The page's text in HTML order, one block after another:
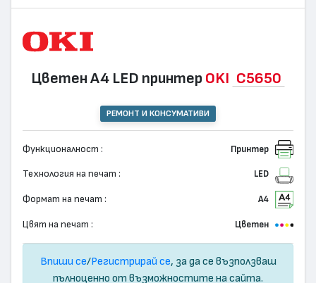
Цветен А4 LED принтер OKI C5650
РЕМОНТ И КОНСУМАТИВИ
Функционалност : Принтер
Технология на печат : LED
Формат на печат : А4
Цвят на печат : Цветен
Впиши се/Регистрирай се, за да се възползваш
пълноценно от възможностите на сайта.